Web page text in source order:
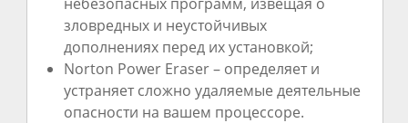
зловредных и неустойчивых
дополнениях перед их установкой;
Norton Power Eraser – определяет и
устраняет сложно удаляемые деятельные
опасности на вашем процессоре.